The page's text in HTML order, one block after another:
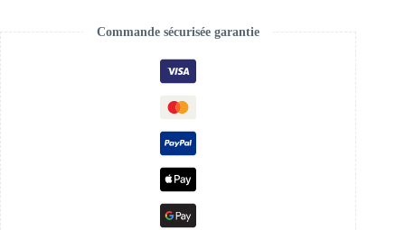
Commande sécurisée garantie